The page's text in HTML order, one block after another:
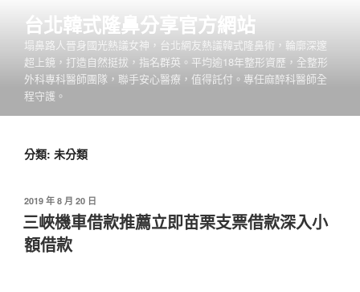
台北韓式隆鼻分享官方網站
塌鼻路人晉身國光熱議女神，台北網友熱議韓式隆鼻術，輪廓深邃
超上鏡，打造自然挺拔，指名群英。平均逾18年整形資歷，全整形
外科專科醫師團隊，聯手安心醫療，值得託付。專任麻醉科醫師全
程守護。
分類: 未分類
發
佈
於
2019 年 8 月 20 日
三峽機車借款推薦立即苗栗支票借款深入小
額借款